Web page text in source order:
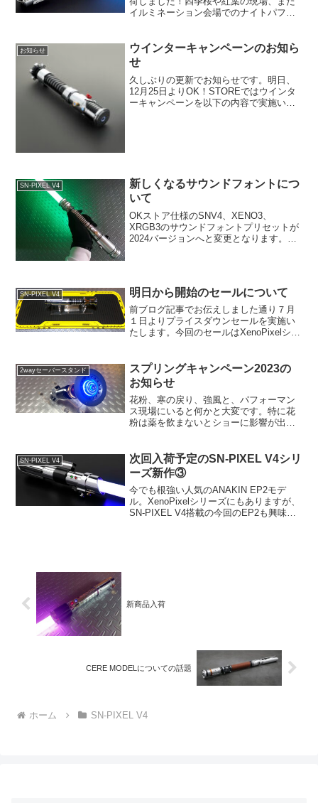
イルミネーション会場でのナイトパフォ
手短にエズラ ドラマ版 XENO3の少し各
部の紹介をし...
お知らせ
ウインターキャンペーンのお知ら
せ
久しぶりの更新でお知らせです。明日、
12月25日よりOK！STOREではウインタ
ーキャンペーンを以下の内容で実施いた
SN-PIXEL V4
新しくなるサウンドフォントにつ
いて
OKストア仕様のSNV4、XENO3、
XRGB3のサウンドフォントプリセットが
2024バージョンへと変更となります。今
SN-PIXEL V4 明日から開始のセールについて
前ブログ記事でお伝えしました通り７月
１日よりプライスダウンセールを実施い
たします。今回のセールはXenoPixelシリ
については在庫が豊富とは言えません
が、カルケス...
2wayセーバースタンド
スプリングキャンペーン2023の
お知らせ
花粉、寒の戻り、強風と、パフォーマン
ス現場にいると何かと大変です。特に花
粉は薬を飲まないとショーに影響が出て
節現場の超タイトなスケジュールからも
解放され、次は桜の季節...
SN-PIXEL V4
次回入荷予定のSN-PIXEL V4シリ
ーズ新作③
今でも根強い人気のANAKIN EP2モデ
ル。XenoPixelシリーズにもありますが、
SN-PIXEL V4搭載の今回のEP2も興味深
新商品入荷
CERE MODELについての話題
ホーム SN-PIXEL V4